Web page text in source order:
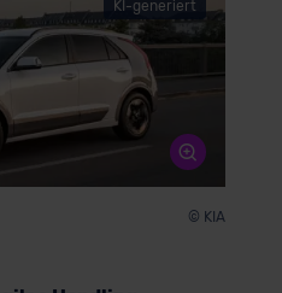
KI-generiert
© KIA